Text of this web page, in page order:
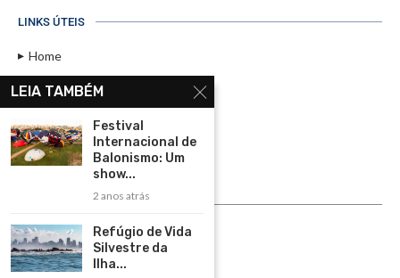
LINKS ÚTEIS
Home
Assinar
Contato
Política de Privacidade
Rádio Maristela - Ao Vivo
ASSINE
LEIA TAMBÉM
Festival
Internacional de
Balonismo: Um
show...
2 anos atrás
Refúgio de Vida
Silvestre da
Ilha...